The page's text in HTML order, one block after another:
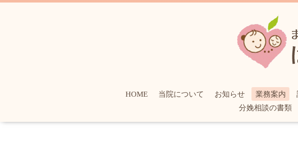
HOME 当院について お知らせ 業務案内
分娩相談の書類